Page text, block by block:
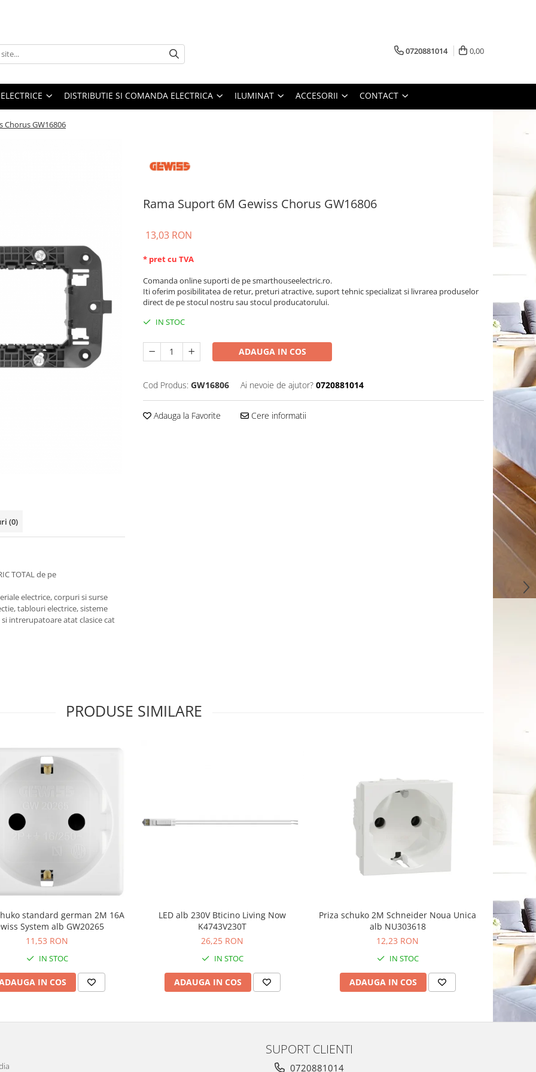
0720881014 0,00
DISTRIBUTIE SI COMANDA ELECTRICA ILUMINAT ACCESORII CONTACT
Chorus GW16806
Rama Suport 6M Gewiss Chorus GW16806
13,03 RON
* pret cu TVA
Comanda online suporti de pe smarthouseelectric.ro.
Iti oferim posibilitatea de retur, preturi atractive, suport tehnic specializat si livrarea produselor
direct de pe stocul nostru sau stocul producatorului.
IN STOC
ADAUGA IN COS
Cod Produs: GW16806 Ai nevoie de ajutor? 0720881014
Adauga la Favorite Cere informatii
(0)
TOTAL de pe
electrice, corpuri si surse
tablouri electrice, sisteme
intrerupatoare atat clasice cat
PRODUSE SIMILARE
standard german 2M 16A
System alb GW20265
11,53 RON
IN STOC
IN COS
LED alb 230V Bticino Living Now
K4743V230T
26,25 RON
IN STOC
ADAUGA IN COS
Priza schuko 2M Schneider Noua Unica
alb NU303618
12,23 RON
IN STOC
ADAUGA IN COS
Priza
SUPORT CLIENTI
0720881014